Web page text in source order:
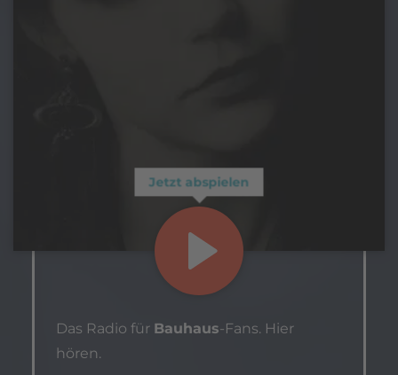
Jetzt abspielen
Das Radio für Bauhaus-Fans. Hier
hören.